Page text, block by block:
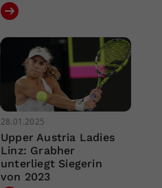
28.01.2025
Upper Austria Ladies
Linz: Grabher
unterliegt Siegerin
von 2023